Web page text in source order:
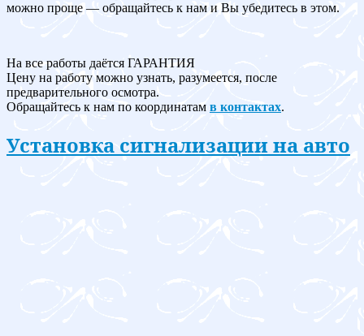
можно проще — обращайтесь к нам и Вы убедитесь в этом.
На все работы даётся ГАРАНТИЯ
Цену на работу можно узнать, разумеется, после
предварительного осмотра.
Обращайтесь к нам по координатам в контактах.
Установка сигнализации на авто